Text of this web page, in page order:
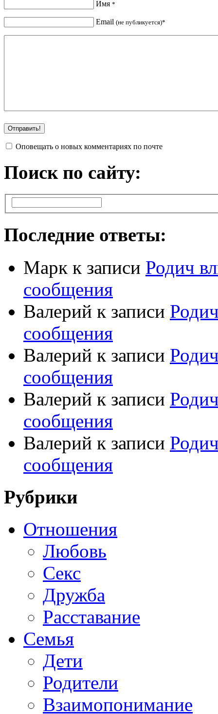
Имя *
Email (не публикуется)*
Оповещать о новых комментариях по почте
Поиск по сайту:
Последние ответы:
Марк к записи Родич
сообщения
Валерий к записи
сообщения
Валерий к записи
сообщения
Валерий к записи
сообщения
Валерий к записи
сообщения
Рубрики
Отношения
Любовь
Секс
Дружба
Расставание
Семья
Дети
Родители
Взаимопонимание